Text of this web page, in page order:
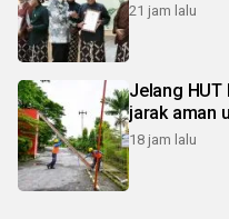
21 jam lalu
Jelang HUT
jarak aman
18 jam lalu